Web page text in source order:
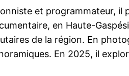
et programmateur,
en Haute-
de la région. En
En 2025, il